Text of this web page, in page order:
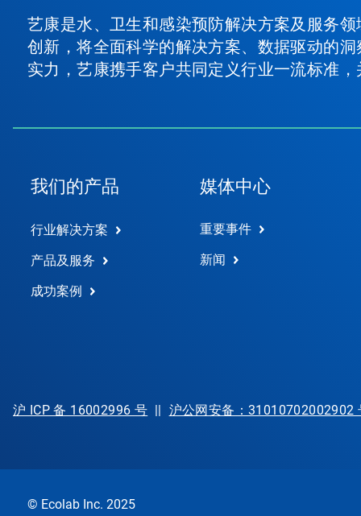
艺康是水、卫生和感染预防解决方案及服务
创新，将全面科学的解决方案、数据驱动的
实力，艺康携手客户共同定义行业一流标准
我们的产品
行业解决方案
产品及服务
成功案例
媒体中心
重要事件
新闻
沪 ICP 备 16002996 号 || 沪公网安备：31010702002902
© Ecolab Inc. 2025